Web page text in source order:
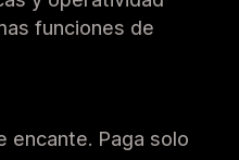
funciones de
encante. Paga solo